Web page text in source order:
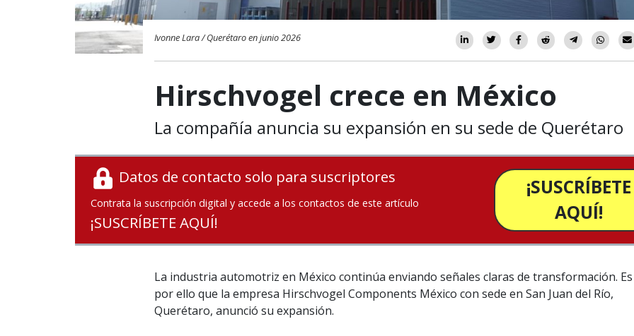
Ivonne Lara / Querétaro en junio 2026
Hirschvogel crece en México
La compañía anuncia su expansión en su sede de Querétaro
Datos de contacto solo para suscriptores
Contrata la suscripción digital y accede a los contactos de este artículo
¡SUSCRÍBETE AQUÍ!
¡SUSCRÍBETE
AQUÍ!
La industria automotriz en México continúa enviando señales claras de transformación. Es
por ello que la empresa Hirschvogel Components México con sede en San Juan del Río,
Querétaro, anunció su expansión.